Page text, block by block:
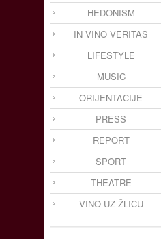
HEDONISM
IN VINO VERITAS
LIFESTYLE
MUSIC
ORIJENTACIJE
PRESS
REPORT
SPORT
THEATRE
VINO UZ ŽLICU